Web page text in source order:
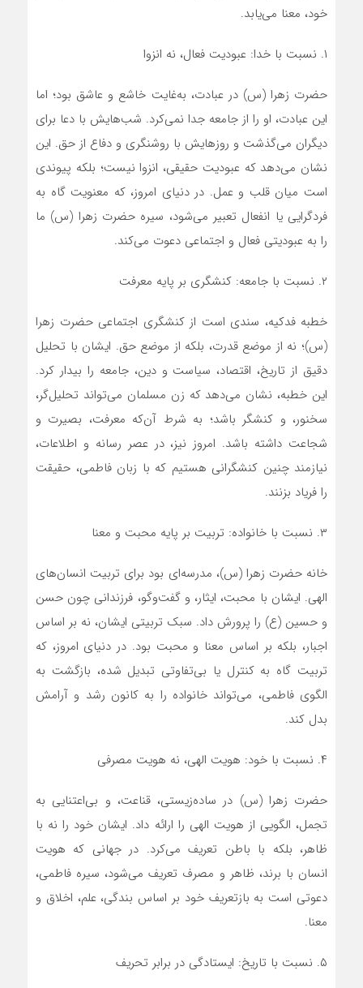
خود، معنا می‌یابد.
۱. نسبت با خدا: عبودیت فعال، نه انزوا
حضرت زهرا (س) در عبادت، به‌غایت خاشع و عاشق بود؛ اما
این عبادت، او را از جامعه جدا نمی‌کرد. شب‌هایش با دعا برای
دیگران می‌گذشت و روزهایش با روشنگری و دفاع از حق. این
نشان می‌دهد که عبودیت حقیقی، انزوا نیست؛ بلکه پیوندی
است میان قلب و عمل. در دنیای امروز، که معنویت گاه به
فردگرایی یا انفعال تعبیر می‌شود، سیره حضرت زهرا (س) ما
را به عبودیتی فعال و اجتماعی دعوت می‌کند.
۲. نسبت با جامعه: کنشگری بر پایه معرفت
خطبه فدکیه، سندی است از کنشگری اجتماعی حضرت زهرا
(س)؛ نه از موضع قدرت، بلکه از موضع حق. ایشان با تحلیل
دقیق از تاریخ، اقتصاد، سیاست و دین، جامعه را بیدار کرد.
این خطبه، نشان می‌دهد که زن مسلمان می‌تواند تحلیل‌گر،
سخنور، و کنشگر باشد؛ به شرط آن‌که معرفت، بصیرت و
شجاعت داشته باشد. امروز نیز، در عصر رسانه و اطلاعات،
نیازمند چنین کنشگرانی هستیم که با زبان فاطمی، حقیقت
را فریاد بزنند.
۳. نسبت با خانواده: تربیت بر پایه محبت و معنا
خانه حضرت زهرا (س)، مدرسه‌ای بود برای تربیت انسان‌های
الهی. ایشان با محبت، ایثار، و گفت‌وگو، فرزندانی چون حسن
و حسین (ع) را پرورش داد. سبک تربیتی ایشان، نه بر اساس
اجبار، بلکه بر اساس معنا و محبت بود. در دنیای امروز، که
تربیت گاه به کنترل یا بی‌تفاوتی تبدیل شده، بازگشت به
الگوی فاطمی، می‌تواند خانواده را به کانون رشد و آرامش
بدل کند.
۴. نسبت با خود: هویت الهی، نه هویت مصرفی
حضرت زهرا (س) در ساده‌زیستی، قناعت، و بی‌اعتنایی به
تجمل، الگویی از هویت الهی را ارائه داد. ایشان خود را نه با
ظاهر، بلکه با باطن تعریف می‌کرد. در جهانی که هویت
انسان با برند، ظاهر و مصرف تعریف می‌شود، سیره فاطمی،
دعوتی است به بازتعریف خود بر اساس بندگی، علم، اخلاق و
معنا.
۵. نسبت با تاریخ: ایستادگی در برابر تحریف